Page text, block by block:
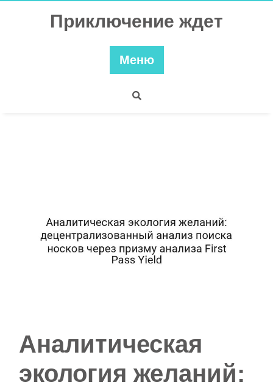
Приключение ждет
Меню
Аналитическая
экология желаний: